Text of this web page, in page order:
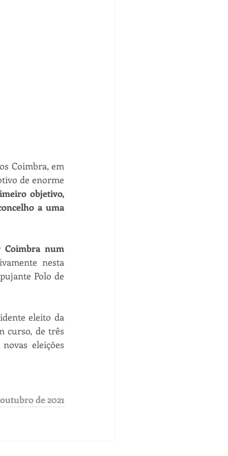
Coimbra, em
de enorme
objetivo,
a uma
Coimbra num
nesta
Polo de
eleito da
curso, de três
eleições
de 2021